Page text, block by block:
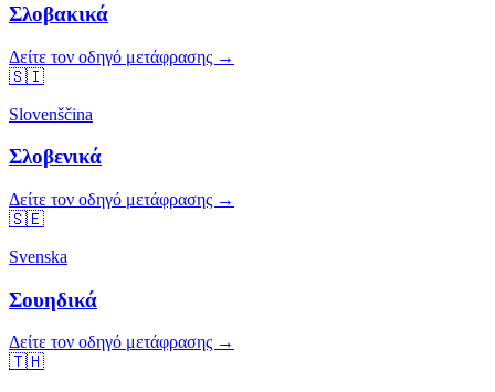
Σλοβακικά
Δείτε τον οδηγό μετάφρασης →
🇸🇮
Slovenščina
Σλοβενικά
Δείτε τον οδηγό μετάφρασης →
🇸🇪
Svenska
Σουηδικά
Δείτε τον οδηγό μετάφρασης →
🇹🇭